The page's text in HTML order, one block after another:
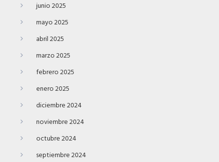
junio 2025
mayo 2025
abril 2025
marzo 2025
febrero 2025
enero 2025
diciembre 2024
noviembre 2024
octubre 2024
septiembre 2024